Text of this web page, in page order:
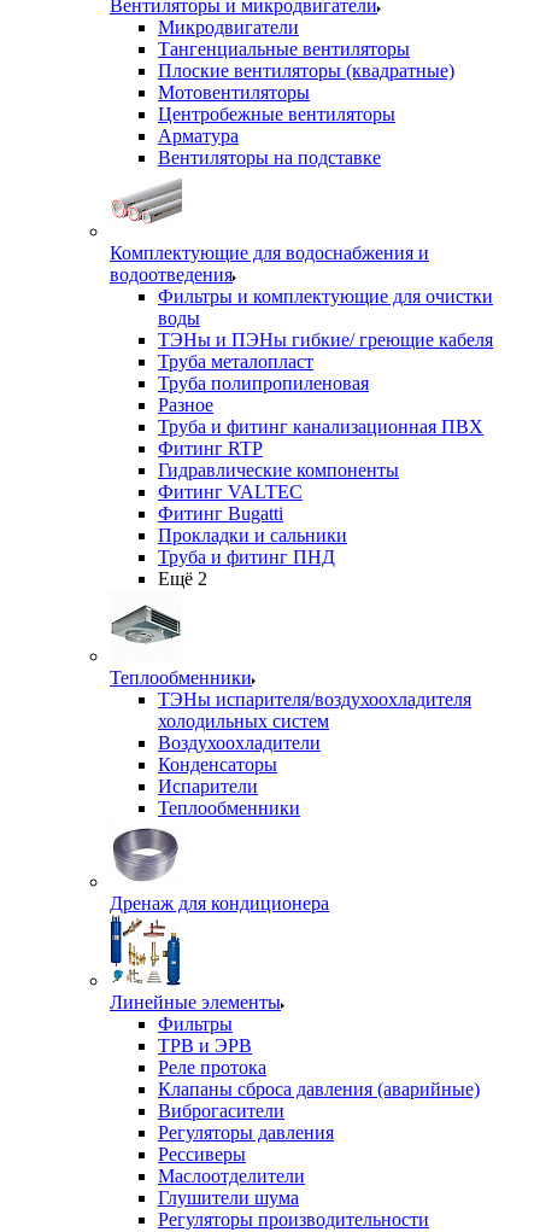
Вентиляторы и микродвигатели
Микродвигатели
Тангенциальные вентиляторы
Плоские вентиляторы (квадратные)
Мотовентиляторы
Центробежные вентиляторы
Арматура
Вентиляторы на подставке
Комплектующие для водоснабжения и
водоотведения
Фильтры и комплектующие для очистки
воды
ТЭНы и ПЭНы гибкие/ греющие кабеля
Труба металопласт
Труба полипропиленовая
Разное
Труба и фитинг канализационная ПВХ
Фитинг RTP
Гидравлические компоненты
Фитинг VALTEC
Фитинг Bugatti
Прокладки и сальники
Труба и фитинг ПНД
Ещё 2
Теплообменники
ТЭНы испарителя/воздухоохладителя
холодильных систем
Воздухоохладители
Конденсаторы
Испарители
Теплообменники
Дренаж для кондиционера
Линейные элементы
Фильтры
ТРВ и ЭРВ
Реле протока
Клапаны сброса давления (аварийные)
Виброгасители
Регуляторы давления
Рессиверы
Маслоотделители
Глушители шума
Регуляторы производительности